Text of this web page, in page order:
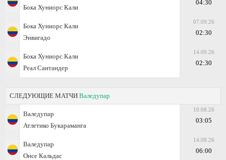
Бока Хуниорс Кали
04:30
Бока Хуниорс Кали
Энвигадо
07.09.26
02:30
Бока Хуниорс Кали
Реал Сантандер
14.09.26
02:30
СЛЕДУЮЩИЕ МАТЧИ Валедупар
Валедупар
Атлетико Букараманга
10.08.26
03:05
Валедупар
Онсе Кальдас
14.08.26
06:00